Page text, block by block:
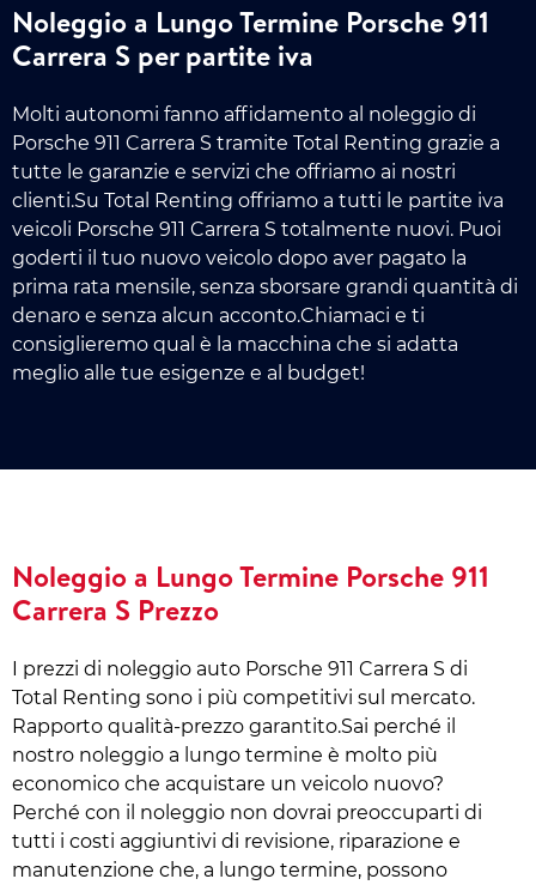
Noleggio a Lungo Termine Porsche 911
Carrera S per partite iva
Molti autonomi fanno affidamento al noleggio di
Porsche 911 Carrera S tramite Total Renting grazie a
tutte le garanzie e servizi che offriamo ai nostri
clienti.Su Total Renting offriamo a tutti le partite iva
veicoli Porsche 911 Carrera S totalmente nuovi. Puoi
goderti il tuo nuovo veicolo dopo aver pagato la
prima rata mensile, senza sborsare grandi quantità di
denaro e senza alcun acconto.Chiamaci e ti
consiglieremo qual è la macchina che si adatta
meglio alle tue esigenze e al budget!
Noleggio a Lungo Termine Porsche 911
Carrera S Prezzo
I prezzi di noleggio auto Porsche 911 Carrera S di
Total Renting sono i più competitivi sul mercato.
Rapporto qualità-prezzo garantito.Sai perché il
nostro noleggio a lungo termine è molto più
economico che acquistare un veicolo nuovo?
Perché con il noleggio non dovrai preoccuparti di
tutti i costi aggiuntivi di revisione, riparazione e
manutenzione che, a lungo termine, possono